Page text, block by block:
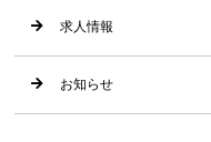
求人情報
お知らせ